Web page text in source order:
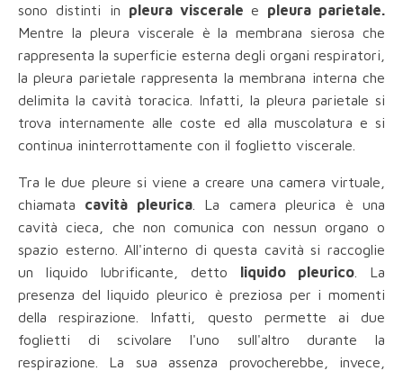
sono distinti in pleura viscerale e pleura parietale.
Mentre la pleura viscerale è la membrana sierosa che
rappresenta la superficie esterna degli organi respiratori,
la pleura parietale rappresenta la membrana interna che
delimita la cavità toracica. Infatti, la pleura parietale si
trova internamente alle coste ed alla muscolatura e si
continua ininterrottamente con il foglietto viscerale.
Tra le due pleure si viene a creare una camera virtuale,
chiamata cavità pleurica. La camera pleurica è una
cavità cieca, che non comunica con nessun organo o
spazio esterno. All'interno di questa cavità si raccoglie
un liquido lubrificante, detto liquido pleurico . La
presenza del liquido pleurico è preziosa per i momenti
della respirazione. Infatti, questo permette ai due
foglietti di scivolare l'uno sull'altro durante la
respirazione. La sua assenza provocherebbe, invece,